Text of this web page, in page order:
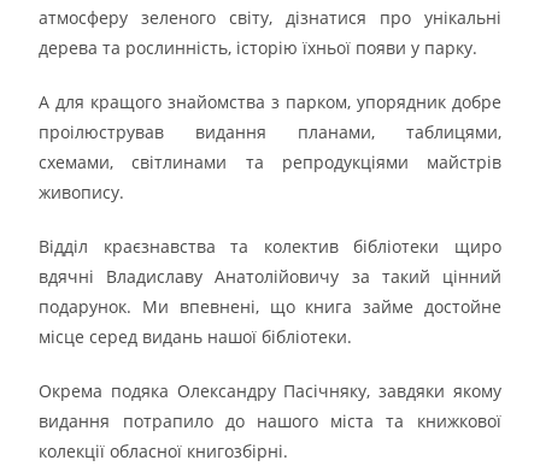
атмосферу зеленого світу, дізнатися про унікальні
дерева та рослинність, історію їхньої появи у парку.
А для кращого знайомства з парком, упорядник добре
проілюстрував видання планами, таблицями,
схемами, світлинами та репродукціями майстрів
живопису.
Відділ краєзнавства та колектив бібліотеки щиро
вдячні Владиславу Анатолійовичу за такий цінний
подарунок. Ми впевнені, що книга займе достойне
місце серед видань нашої бібліотеки.
Окрема подяка Олександру Пасічняку, завдяки якому
видання потрапило до нашого міста та книжкової
колекції обласної книгозбірні.